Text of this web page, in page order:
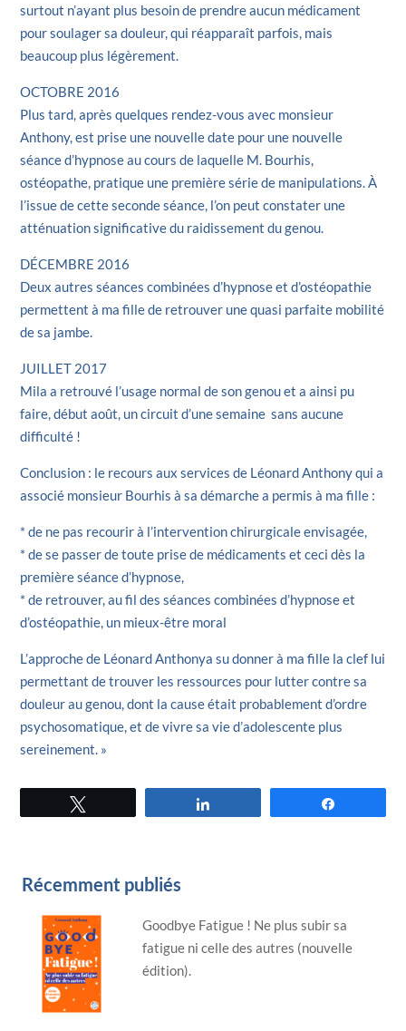
surtout n’ayant plus besoin de prendre aucun médicament
pour soulager sa douleur, qui réapparaît parfois, mais
beaucoup plus légèrement.
OCTOBRE 2016
Plus tard, après quelques rendez-vous avec monsieur
Anthony, est prise une nouvelle date pour une nouvelle
séance d’hypnose au cours de laquelle M. Bourhis,
ostéopathe, pratique une première série de manipulations. À
l’issue de cette seconde séance, l’on peut constater une
atténuation significative du raidissement du genou.
DÉCEMBRE 2016
Deux autres séances combinées d’hypnose et d’ostéopathie
permettent à ma fille de retrouver une quasi parfaite mobilité
de sa jambe.
JUILLET 2017
Mila a retrouvé l’usage normal de son genou et a ainsi pu
faire, début août, un circuit d’une semaine sans aucune
difficulté !
Conclusion : le recours aux services de Léonard Anthony qui a
associé monsieur Bourhis à sa démarche a permis à ma fille :
* de ne pas recourir à l’intervention chirurgicale envisagée,
* de se passer de toute prise de médicaments et ceci dès la
première séance d’hypnose,
* de retrouver, au fil des séances combinées d’hypnose et
d’ostéopathie, un mieux-être moral
L’approche de Léonard Anthonya su donner à ma fille la clef lui
permettant de trouver les ressources pour lutter contre sa
douleur au genou, dont la cause était probablement d’ordre
psychosomatique, et de vivre sa vie d’adolescente plus
sereinement. »
Récemment publiés
Goodbye Fatigue ! Ne plus subir sa
fatigue ni celle des autres (nouvelle
édition).